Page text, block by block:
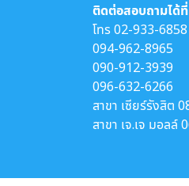
ติดต่อสอบถามได้ที่
โทร02-933-6858
094-962-8965
090-912-3939
096-632-6266
สาขา เซียร์รังสิต
สาขา เจ.เจ มอลล์